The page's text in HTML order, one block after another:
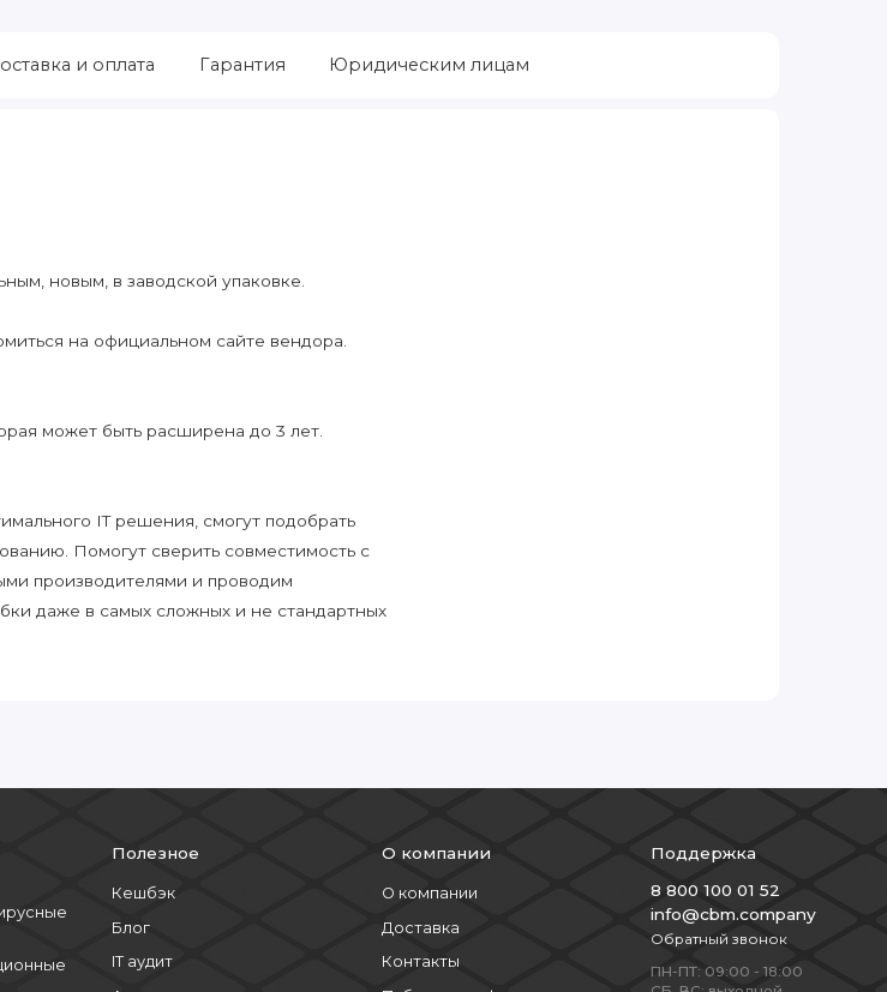
и оплата Гарантия Юридическим лицам
новым, в заводской упаковке.
на официальном сайте вендора.
может быть расширена до 3 лет.
IT решения, смогут подобрать
Помогут сверить совместимость с
производителями и проводим
даже в самых сложных и не стандартных
Полезное
Кешбэк
Блог
IT аудит
О компании
О компании
Доставка
Контакты
Поддержка
8 800 100 01 52
info@cbm.company
Обратный звонок
ПН-ПТ: 09:00 - 18:00